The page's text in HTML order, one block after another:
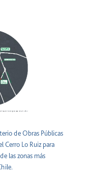
de Obras Públicas
Cerro Lo Ruiz para
las zonas más